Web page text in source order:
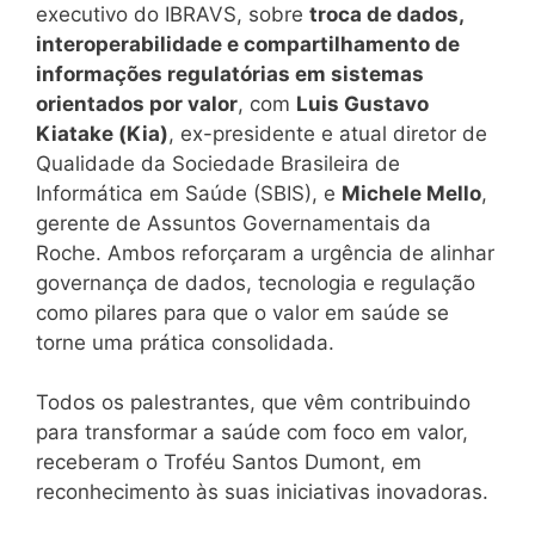
executivo do IBRAVS, sobre troca de dados,
interoperabilidade e compartilhamento de
informações regulatórias em sistemas
orientados por valor, com Luis Gustavo
Kiatake (Kia), ex-presidente e atual diretor de
Qualidade da Sociedade Brasileira de
Informática em Saúde (SBIS), e Michele Mello,
gerente de Assuntos Governamentais da
Roche. Ambos reforçaram a urgência de alinhar
governança de dados, tecnologia e regulação
como pilares para que o valor em saúde se
torne uma prática consolidada.
Todos os palestrantes, que vêm contribuindo
para transformar a saúde com foco em valor,
receberam o Troféu Santos Dumont, em
reconhecimento às suas iniciativas inovadoras.